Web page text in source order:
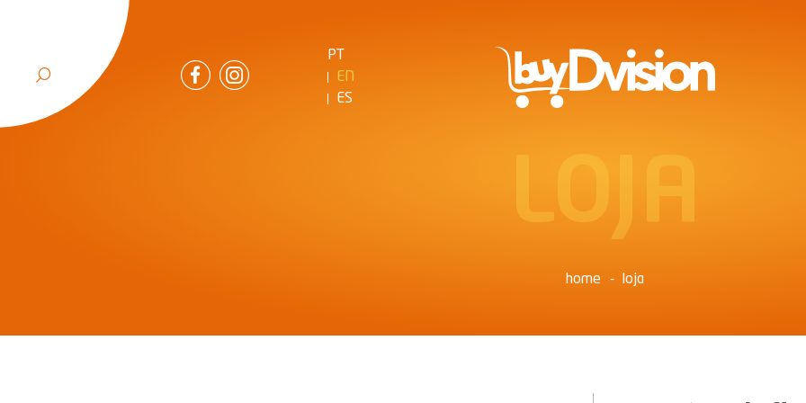
PT
EN
ES
LOJA
home loja